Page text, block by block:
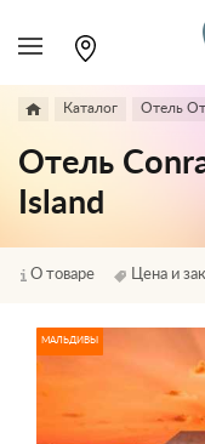
Каталог Отель
Отель
Island
О товаре Цена и
МАЛЬДИВЫ